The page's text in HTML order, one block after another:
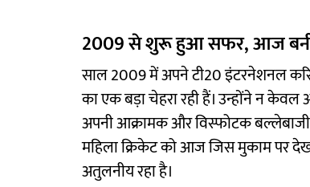
2009 से शुरू हुआ सफर, आज बनीं
साल 2009 में अपने टी20 इंटरनेशनल
का एक बड़ा चेहरा रही हैं। उन्होंने न केवल
अपनी आक्रामक और विस्फोटक बल्लेबाजी
महिला क्रिकेट को आज जिस मुकाम पर
अतुलनीय रहा है।